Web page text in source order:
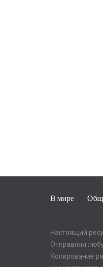
В мире
Настоящий
Отправляя
Копирование